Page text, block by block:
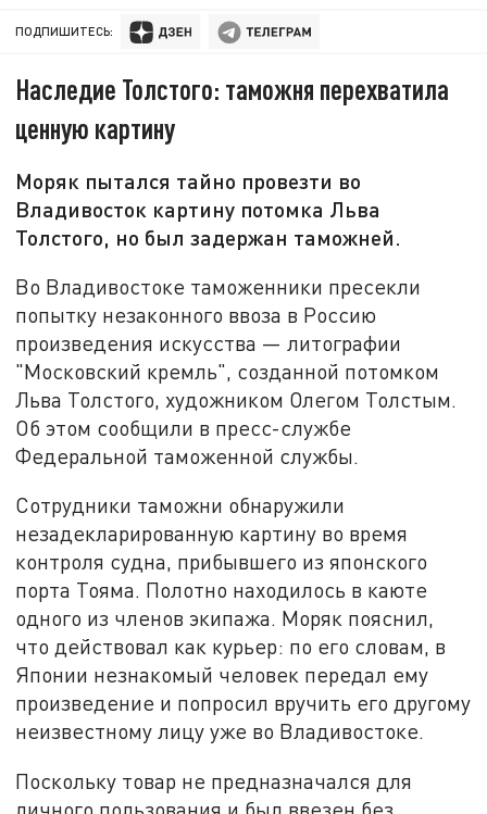
ПОДПИШИТЕСЬ:
Наследие Толстого: таможня перехватила
ценную картину
Моряк пытался тайно провезти во
Владивосток картину потомка Льва
Толстого, но был задержан таможней.
Во Владивостоке таможенники пресекли
попытку незаконного ввоза в Россию
произведения искусства — литографии
"Московский кремль", созданной потомком
Льва Толстого, художником Олегом Толстым.
Об этом сообщили в пресс-службе
Федеральной таможенной службы.
Сотрудники таможни обнаружили
незадекларированную картину во время
контроля судна, прибывшего из японского
порта Тояма. Полотно находилось в каюте
одного из членов экипажа. Моряк пояснил,
что действовал как курьер: по его словам, в
Японии незнакомый человек передал ему
произведение и попросил вручить его другому
неизвестному лицу уже во Владивостоке.
Поскольку товар не предназначался для